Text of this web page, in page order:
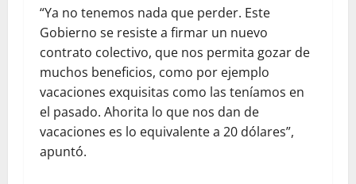
“Ya no tenemos nada que perder. Este
Gobierno se resiste a firmar un nuevo
contrato colectivo, que nos permita gozar de
muchos beneficios, como por ejemplo
vacaciones exquisitas como las teníamos en
el pasado. Ahorita lo que nos dan de
vacaciones es lo equivalente a 20 dólares”,
apuntó.